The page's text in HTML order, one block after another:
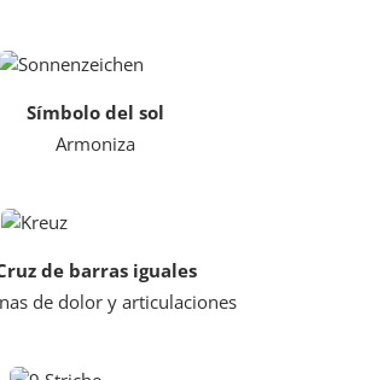
Símbolo del sol
Armoniza
de barras iguales
de dolor y articulaciones